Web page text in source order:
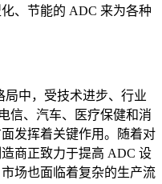
、节能的 ADC 来为各种
中，受技术进步、行业
信、汽车、医疗保健和消
发挥着关键作用。随着对
商正致力于提高 ADC 设
场也面临着复杂的生产流